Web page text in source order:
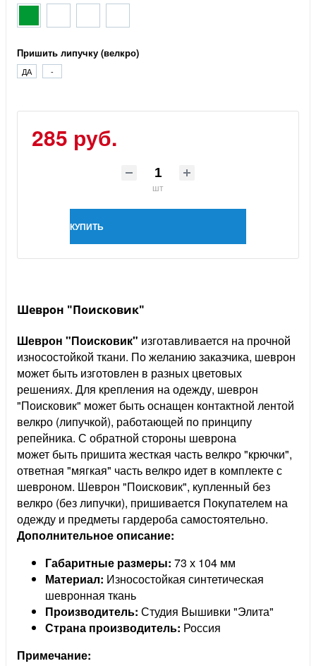
Пришить липучку (велкро)
ДА -
285 руб.
шт
КУПИТЬ
Шеврон "Поисковик"
Шеврон "Поисковик" изготавливается на прочной
износостойкой ткани. По желанию заказчика, шеврон
может быть изготовлен в разных цветовых
решениях. Для крепления на одежду, шеврон
"Поисковик" может быть оснащен контактной лентой
велкро (липучкой), работающей по принципу
репейника. С обратной стороны шеврона
может быть пришита жесткая часть велкро "крючки",
ответная "мягкая" часть велкро идет в комплекте с
шевроном. Шеврон "Поисковик", купленный без
велкро (без липучки), пришивается Покупателем на
одежду и предметы гардероба самостоятельно.
Дополнительное описание:
Габаритные размеры: 73 х 104 мм
Материал: Износостойкая синтетическая
шевронная ткань
Производитель: Студия Вышивки "Элита"
Страна производитель: Россия
Примечание: